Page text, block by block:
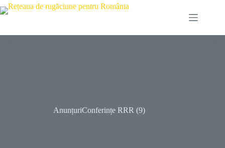
Skip
to
AnunțuriConferințe RRR (9)